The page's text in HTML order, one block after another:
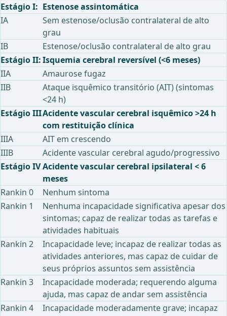
Estágio I: Estenose assintomática
IA
Sem estenose/oclusão contralateral de alto
grau
IB
Estenose/oclusão contralateral de alto grau
Estágio II:Isquemia cerebral reversível (<6 meses)
IIA
Amaurose fugaz
IIB
Ataque isquêmico transitório (AIT) (sintomas
<24 h)
Estágio IIIAcidente vascular cerebral isquêmico >24 h
com restituição clínica
IIIA
AIT em crescendo
IIIB
Acidente vascular cerebral agudo/progressivo
Estágio IVAcidente vascular cerebral ipsilateral < 6
meses
Rankin 0
Nenhum sintoma
Rankin 1
Nenhuma incapacidade significativa apesar dos
sintomas; capaz de realizar todas as tarefas e
atividades habituais
Rankin 2
Incapacidade leve; incapaz de realizar todas as
atividades anteriores, mas capaz de cuidar de
seus próprios assuntos sem assistência
Rankin 3
Incapacidade moderada; requerendo alguma
ajuda, mas capaz de andar sem assistência
Rankin 4
Incapacidade moderadamente grave; incapaz